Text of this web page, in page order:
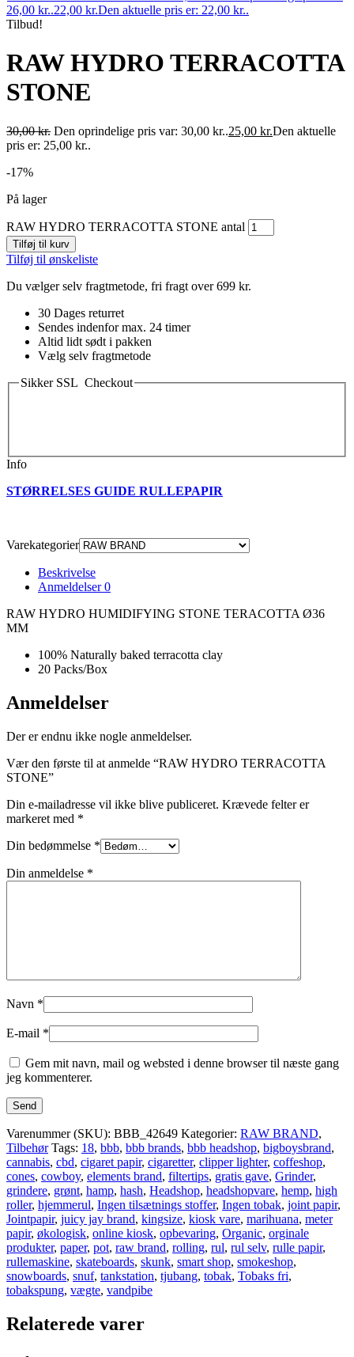
26,00 kr..22,00 kr.Den aktuelle pris er: 22,00 kr..
Tilbud!
RAW HYDRO TERRACOTTA
STONE
30,00kr. Den oprindelige pris var: 30,00 kr..25,00 kr.Den aktuelle
pris er: 25,00 kr..
-17%
På lager
RAW HYDRO TERRACOTTA STONE antal
Tilføj til kurv
Tilføj til ønskeliste
Du vælger selv fragtmetode, fri fragt over 699 kr.
30 Dages returret
Sendes indenfor max. 24 timer
Altid lidt sødt i pakken
Vælg selv fragtmetode
Sikker SSL Checkout
Info
STØRRELSES GUIDE RULLEPAPIR
Varekategorier
Beskrivelse
Anmeldelser0
RAW HYDRO HUMIDIFYING STONE TERACOTTA Ø36
MM
100% Naturally baked terracotta clay
20 Packs/Box
Anmeldelser
Der er endnu ikke nogle anmeldelser.
Vær den første til at anmelde “RAW HYDRO TERRACOTTA
STONE”
Din e-mailadresse vil ikke blive publiceret. Krævede felter er
markeret med *
Din bedømmelse *
Din anmeldelse *
Navn *
E-mail *
Gem mit navn, mail og websted i denne browser til næste gang
jeg kommenterer.
Varenummer (SKU): BBB_42649 Kategorier: RAW BRAND,
Tilbehør Tags: 18, bbb, bbb brands, bbb headshop, bigboysbrand,
cannabis, cbd, cigaret papir, cigaretter, clipper lighter, coffeshop,
cones, cowboy, elements brand, filtertips, gratis gave, Grinder,
grindere, grønt, hamp, hash, Headshop, headshopvare, hemp, high
roller, hjemmerul, Ingen tilsætnings stoffer, Ingen tobak, joint papir,
Jointpapir, juicy jay brand, kingsize, kiosk vare, marihuana, meter
papir, økologisk, online kiosk, opbevaring, Organic, orginale
produkter, paper, pot, raw brand, rolling, rul, rul selv, rulle papir,
rullemaskine, skateboards, skunk, smart shop, smokeshop,
snowboards, snuf, tankstation, tjubang, tobak, Tobaks fri,
tobakspung, vægte, vandpibe
Relaterede varer